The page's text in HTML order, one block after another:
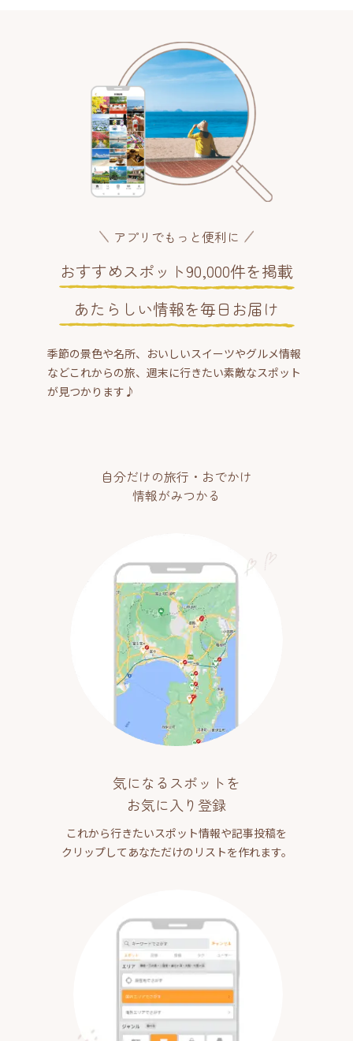
アプリでもっと便利に
おすすめスポット90,000件を掲載
あたらしい情報を毎日お届け
季節の景色や名所、おいしいスイーツやグルメ情報
などこれからの旅、週末に行きたい素敵なスポット
が見つかります♪
自分だけの旅行・おでかけ
情報がみつかる
気になるスポットを
お気に入り登録
これから行きたいスポット情報や記事投稿を
クリップしてあなただけのリストを作れます。